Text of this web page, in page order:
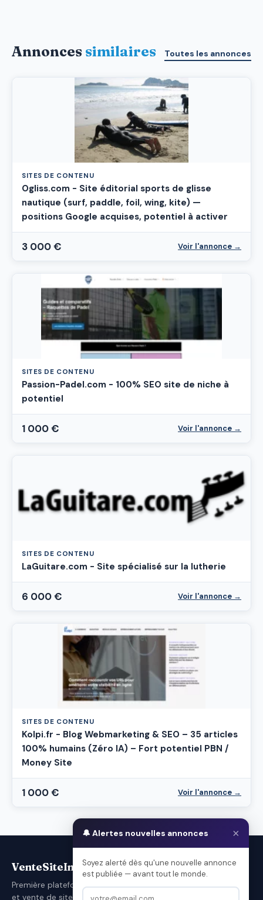
Annonces similaires Toutes les annonces
SITES DE CONTENU
Ogliss.com - Site éditorial sports de glisse
nautique (surf, paddle, foil, wing, kite) —
positions Google acquises, potentiel à activer
3 000 € Voir l'annonce →
SITES DE CONTENU
Passion-Padel.com - 100% SEO site de niche à
potentiel
1 000 € Voir l'annonce →
SITES DE CONTENU
LaGuitare.com - Site spécialisé sur la lutherie
6 000 € Voir l'annonce →
SITES DE CONTENU
Kolpi.fr - Blog Webmarketing & SEO – 35 articles
100% humains (Zéro IA) – Fort potentiel PBN /
Money Site
1 000 € Voir l'annonce →
🔔 Alertes nouvelles annonces ×
Soyez alerté dès qu'une nouvelle annonce
est publiée — avant tout le monde.
VenteSiteInternet.com
Première plateforme française d'achat
et vente de sites internet.